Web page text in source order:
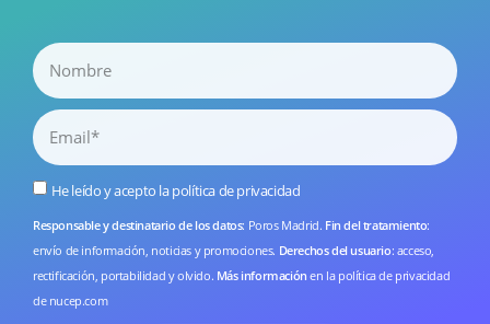
He leído y acepto lapolítica de privacidad
Responsable y destinatario de los datos: Poros Madrid. Fin del tratamiento:
envío de información, noticias y promociones. Derechos del usuario: acceso,
rectificación, portabilidad y olvido. Más información en la política de privacidad
de nucep.com